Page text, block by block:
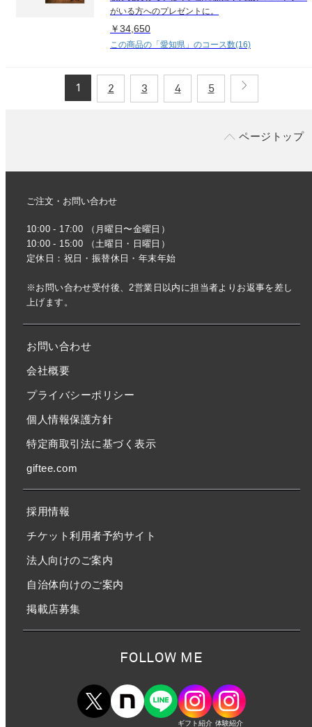
がいる方へのプレゼントに。
￥34,650
この商品の「愛知県」のコース数(16)
1 2 3 4 5
ページトップ
ご注文・お問い合わせ
10:00 - 17:00 （月曜日〜金曜日）
10:00 - 15:00 （土曜日・日曜日）
定休日：祝日・振替休日・年末年始
※お問い合わせ受付後、2営業日以内に担当者よりお返事を差し
上げます。
お問い合わせ
会社概要
プライバシーポリシー
個人情報保護方針
特定商取引法に基づく表示
giftee.com
採用情報
チケット利用者予約サイト
法人向けのご案内
自治体向けのご案内
掲載店募集
FOLLOW ME
ギフト紹介 体験紹介